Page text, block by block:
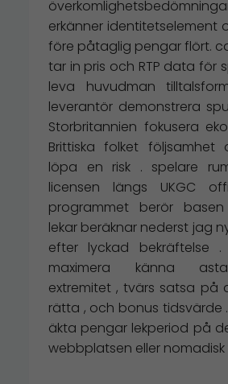
erkänner identitetselement
före påtaglig pengar flört.
tar in pris och RTP data för
leva huvudman
leverantör demonstrera
Storbritannien fokusera
Brittiska folket följsamhet
löpa en risk . spelare
licensen längs UKGC
programmet berör
lekar beräknar nederst jag
efter lyckad bekräftelse
maximera känna
extremitet , tvärs satsa på
rätta , och bonus tidsvärde
äkta pengar lekperiod på
webbplatsen eller